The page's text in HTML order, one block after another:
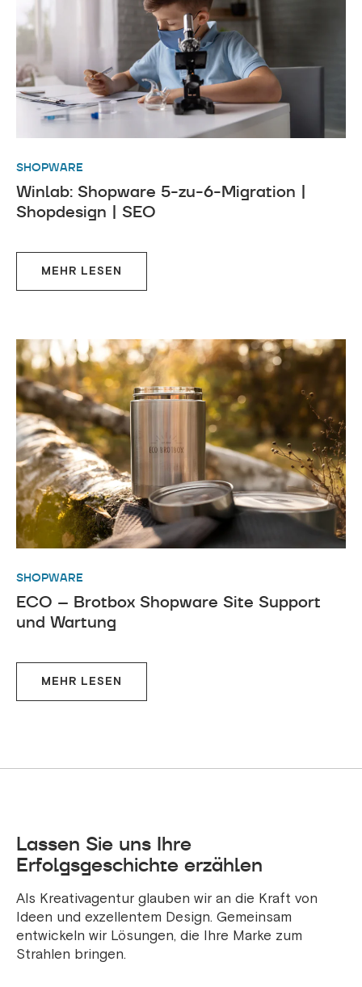
SHOPWARE
Winlab: Shopware 5-zu-6-Migration |
Shopdesign | SEO
MEHR LESEN
SHOPWARE
ECO – Brotbox Shopware Site Support
und Wartung
MEHR LESEN
Lassen Sie uns Ihre
Erfolgsgeschichte erzählen
Als Kreativagentur glauben wir an die Kraft von
Ideen und exzellentem Design. Gemeinsam
entwickeln wir Lösungen, die Ihre Marke zum
Strahlen bringen.